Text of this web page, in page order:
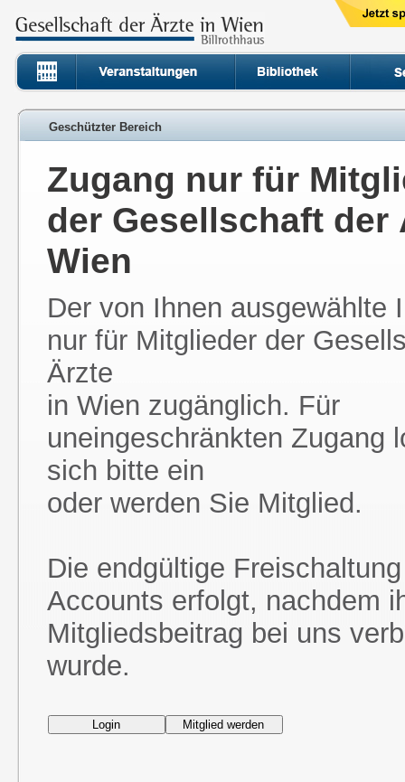
Geschützter Bereich
Zugang nur für
der Gesellschaft der
Wien
Der von Ihnen ausgewählte
nur für Mitglieder der
Ärzte
in Wien zugänglich. Für
uneingeschränkten Zugang
sich bitte ein
oder werden Sie Mitglied.
Die endgültige
Accounts erfolgt, nachdem
Mitgliedsbeitrag bei uns
wurde.